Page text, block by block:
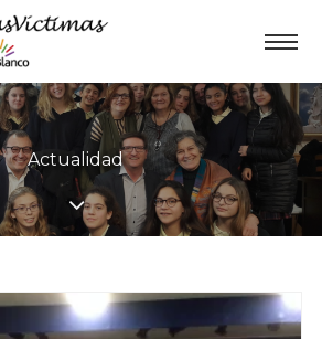
Actualidad